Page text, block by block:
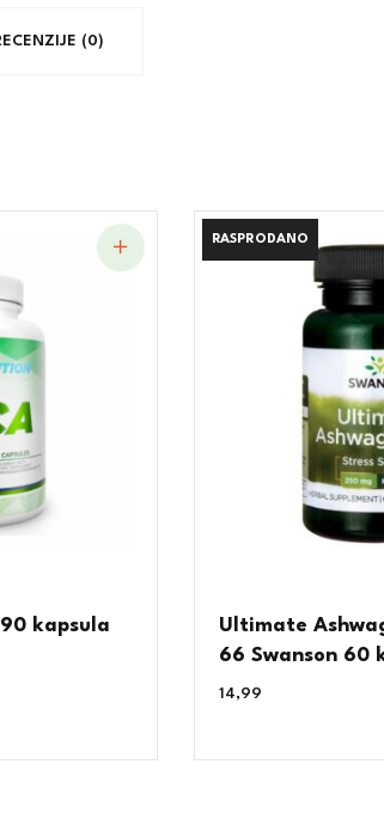
(0)
kapsula
RASPRODANO
RASPRODANO
Ultimate
66 Swanson 60
14,99